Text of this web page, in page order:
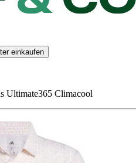
einkaufen
Ultimate365 Climacool